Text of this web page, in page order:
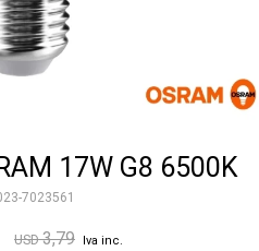
17W G8 6500K
7023561
USD 3,79